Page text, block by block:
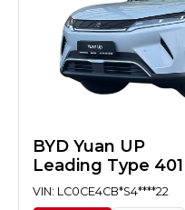
BYD Yuan UP
Leading Type 401
VIN: LC0CE4CB*S4****22